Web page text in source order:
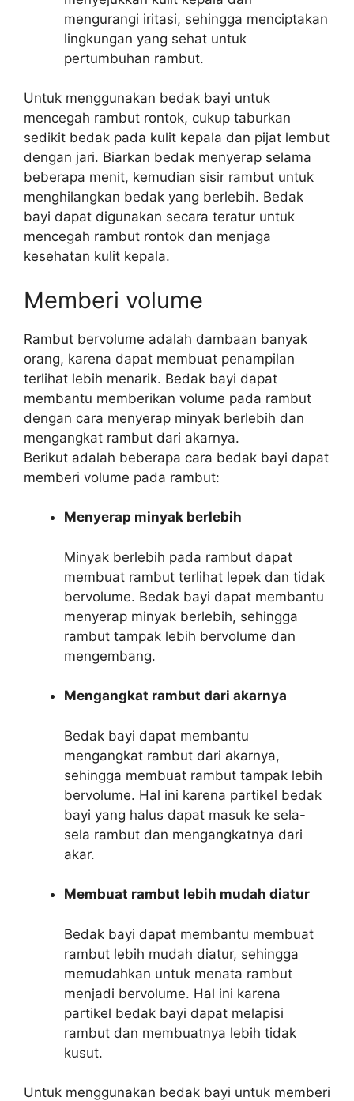
mengurangi iritasi, sehingga menciptakan
lingkungan yang sehat untuk
pertumbuhan rambut.
Untuk menggunakan bedak bayi untuk
mencegah rambut rontok, cukup taburkan
sedikit bedak pada kulit kepala dan pijat lembut
dengan jari. Biarkan bedak menyerap selama
beberapa menit, kemudian sisir rambut untuk
menghilangkan bedak yang berlebih. Bedak
bayi dapat digunakan secara teratur untuk
mencegah rambut rontok dan menjaga
kesehatan kulit kepala.
Memberi volume
Rambut bervolume adalah dambaan banyak
orang, karena dapat membuat penampilan
terlihat lebih menarik. Bedak bayi dapat
membantu memberikan volume pada rambut
dengan cara menyerap minyak berlebih dan
mengangkat rambut dari akarnya.
Berikut adalah beberapa cara bedak bayi dapat
memberi volume pada rambut:
Menyerap minyak berlebih
Minyak berlebih pada rambut dapat
membuat rambut terlihat lepek dan tidak
bervolume. Bedak bayi dapat membantu
menyerap minyak berlebih, sehingga
rambut tampak lebih bervolume dan
mengembang.
Mengangkat rambut dari akarnya
Bedak bayi dapat membantu
mengangkat rambut dari akarnya,
sehingga membuat rambut tampak lebih
bervolume. Hal ini karena partikel bedak
bayi yang halus dapat masuk ke sela-
sela rambut dan mengangkatnya dari
akar.
Membuat rambut lebih mudah diatur
Bedak bayi dapat membantu membuat
rambut lebih mudah diatur, sehingga
memudahkan untuk menata rambut
menjadi bervolume. Hal ini karena
partikel bedak bayi dapat melapisi
rambut dan membuatnya lebih tidak
kusut.
Untuk menggunakan bedak bayi untuk memberi